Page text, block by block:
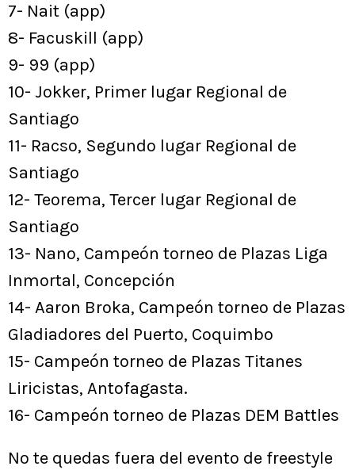
7- Nait (app)
8- Facuskill (app)
9- 99 (app)
10- Jokker, Primer lugar Regional de
Santiago
11- Racso, Segundo lugar Regional de
Santiago
12- Teorema, Tercer lugar Regional de
Santiago
13- Nano, Campeón torneo de Plazas Liga
Inmortal, Concepción
14- Aaron Broka, Campeón torneo de Plazas
Gladiadores del Puerto, Coquimbo
15- Campeón torneo de Plazas Titanes
Liricistas, Antofagasta.
16- Campeón torneo de Plazas DEM Battles
No te quedas fuera del evento de freestyle